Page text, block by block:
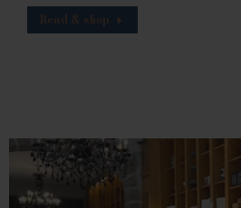
Read & shop